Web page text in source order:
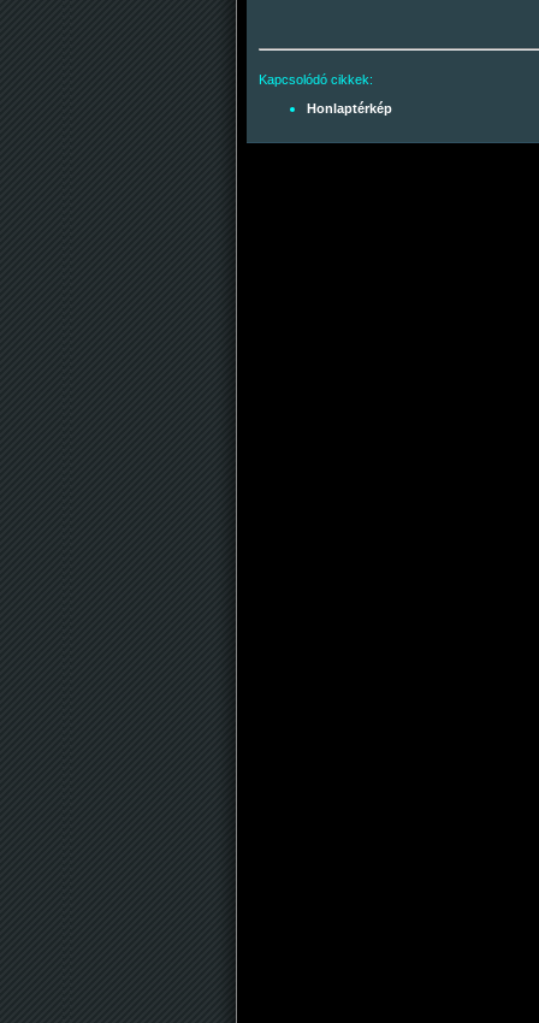
Kapcsolódó cikkek:
Honlaptérkép